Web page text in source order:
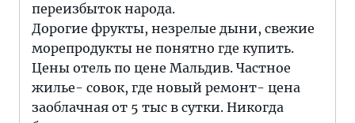
переизбыток народа.
Дорогие фрукты, незрелые дыни, свежие
морепродукты не понятно где купить.
Цены отель по цене Мальдив. Частное
жилье- совок, где новый ремонт- цена
заоблачная от 5 тыс в сутки. Никогда